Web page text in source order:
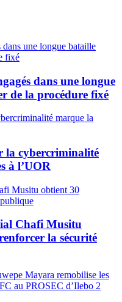
dans une longue
de la procédure fixé
la cybercriminalité
à l’UOR
Chafi Musitu
la sécurité